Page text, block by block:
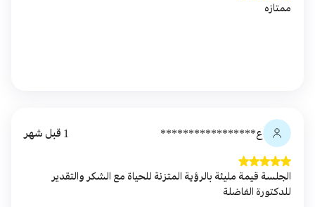
ممتازه
ع***************** 1 قبل شهر
الجلسة قيمة مليئة بالرؤية المتزنة للحياة مع الشكر والتقدير
للدكتورة الفاضلة